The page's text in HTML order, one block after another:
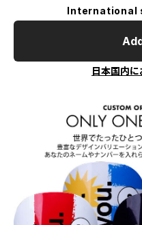
International
日本国内